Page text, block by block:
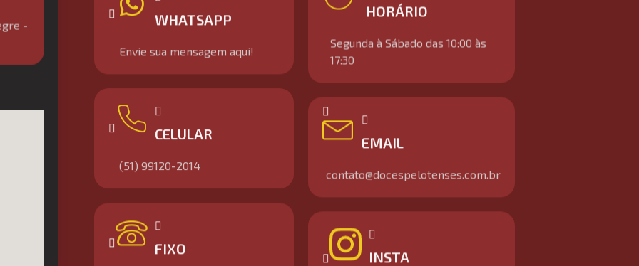
WHATSAPP
Envie sua mensagem aqui!
CELULAR
(51) 99120-2014
FIXO
HORÁRIO
Segunda à Sábado das 10:00 às
17:30
EMAIL
contato@docespelotenses.com.br
INSTA